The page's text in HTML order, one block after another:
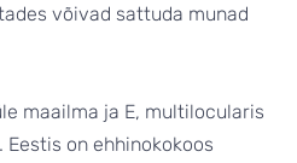
võivad sattuda munad
maailma ja E, multilocularis
on ehhinokokoos